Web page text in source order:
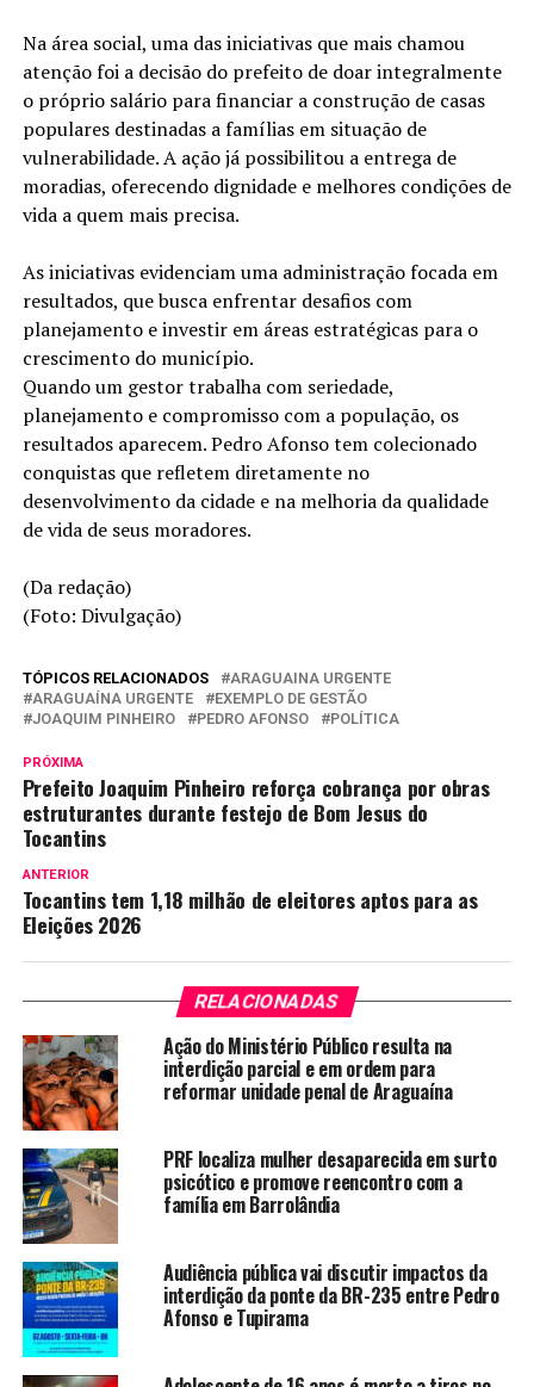
Na área social, uma das iniciativas que mais chamou
atenção foi a decisão do prefeito de doar integralmente
o próprio salário para financiar a construção de casas
populares destinadas a famílias em situação de
vulnerabilidade. A ação já possibilitou a entrega de
moradias, oferecendo dignidade e melhores condições de
vida a quem mais precisa.
As iniciativas evidenciam uma administração focada em
resultados, que busca enfrentar desafios com
planejamento e investir em áreas estratégicas para o
crescimento do município.
Quando um gestor trabalha com seriedade,
planejamento e compromisso com a população, os
resultados aparecem. Pedro Afonso tem colecionado
conquistas que refletem diretamente no
desenvolvimento da cidade e na melhoria da qualidade
de vida de seus moradores.
(Da redação)
(Foto: Divulgação)
TÓPICOS RELACIONADOS
ARAGUAINA URGENTE
ARAGUAÍNA URGENTE
EXEMPLO DE GESTÃO
JOAQUIM PINHEIRO
PEDRO AFONSO POLÍTICA
PRÓXIMA
Prefeito Joaquim Pinheiro reforça cobrança por obras
estruturantes durante festejo de Bom Jesus do
Tocantins
ANTERIOR
Tocantins tem 1,18 milhão de eleitores aptos para as
Eleições 2026
RELACIONADAS
Ação do Ministério Público resulta na
interdição parcial e em ordem para
reformar unidade penal de Araguaína
PRF localiza mulher desaparecida em surto
psicótico e promove reencontro com a
família em Barrolândia
Audiência pública vai discutir impactos da
interdição da ponte da BR-235 entre Pedro
Afonso e Tupirama